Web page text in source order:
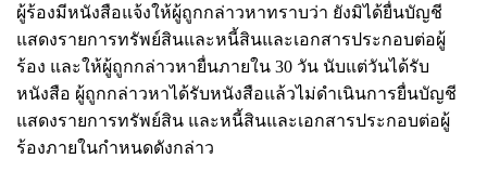
ผู้ร้องมีหนังสือแจ้งให้ผู้ถูกกล่าวหาทราบว่า ยังมิได้ยื่นบัญชี
แสดงรายการทรัพย์สินและหนี้สินและเอกสารประกอบต่อผู้
ร้อง และให้ผู้ถูกกล่าวหายื่นภายใน 30 วัน นับแต่วันได้รับ
หนังสือ ผู้ถูกกล่าวหาได้รับหนังสือแล้วไม่ดําเนินการยื่นบัญชี
แสดงรายการทรัพย์สิน และหนี้สินและเอกสารประกอบต่อผู้
ร้องภายในกําหนดดังกล่าว